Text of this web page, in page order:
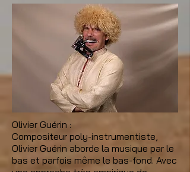
Olivier Guérin :
Compositeur poly-instrumentiste,
Olivier Guérin aborde la musique par le
bas et parfois même le bas-fond. Avec